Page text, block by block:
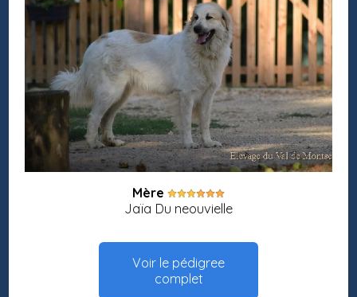
Mère
Jaïa Du neouvielle
Voir le pédigree
complet